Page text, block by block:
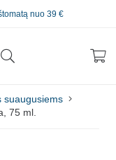
nuo 39 €
suaugusiems
75 ml.